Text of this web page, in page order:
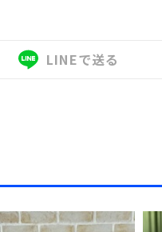
LINEで送る